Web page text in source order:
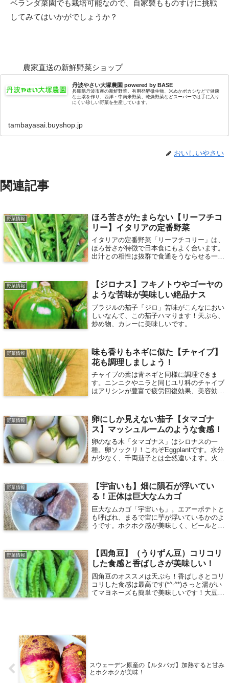
ベランダ菜園でも栽培可能なので、自家製もものすけに挑戦
してみてはいかがでしょうか？
農家直送の新鮮野菜ショップ
丹波やさい大塚農園 powered by BASE
兵庫県丹波市産の新鮮野菜。有用発酵微生物、米ぬかボカシなどで健康
な土壌を作り、西洋・中南米野菜、乾燥野菜などスーパーでは手に入り
にくい珍しい野菜を生産しています。
tambayasai.buyshop.jp
おいしいやさい
関連記事
野菜情報
ほろ苦さがたまらない【リーフチコ
リー】イタリアの定番野菜
イタリアの定番野菜「リーフチコリー」は、
ほろ苦さが特徴で日本食にもよく合います。
出汁との相性は抜群で食通をうならせる一品
野菜情報
【ジロナス】フキノトウやゴーヤの
ような苦味が美味しい絶品ナス
ブラジルの茄子「ジロ」苦味がこんなにおい
しいなんて、この茄子ハマります！天ぷら、
炒め物、カレーに美味しいです。
野菜情報
味も香りもネギに似た【チャイブ】
花も調理しましょう！
チャイブの葉は青ネギと同様に調理できま
す。ニンニクやニラと同じユリ科のチャイブ
はアリシンが豊富で疲労回復効果、美容効果
ます！
野菜情報
卵にしか見えない茄子【タマゴナ
ス】マッシュルームのような食感！
卵のなる木「タマゴナス」はシロナスの一
種。卵ソックリ！これぞEggplantです。水分
が少なく、千両茄子とは全然違います。火を
野菜情報
【宇宙いも】畑に隕石が浮いてい
る！正体は巨大なムカゴ
巨大なムカゴ「宇宙いも」。エアーポテトと
も呼ばれ、まるで宙に芋が浮いているかのよ
うです。ホクホク感が美味しく、ビールとの
もが実ると面白そうですね。
野菜情報
【四角豆】（うりずん豆）コリコリ
した食感と香ばしさが美味しい！
四角豆のオススメは天ぷら！香ばしさとコリ
コリした食感は最高です(*^-^*)さっと湯がい
てマヨネーズも簡単で美味しいです！大豆に
スウェーデン原産の【ルタバガ】加熱すると甘み
とホクホクが美味！